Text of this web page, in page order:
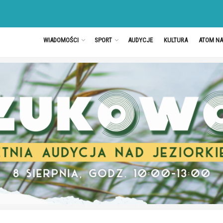
WIADOMOŚCI SPORT AUDYCJE KULTURA ATOM